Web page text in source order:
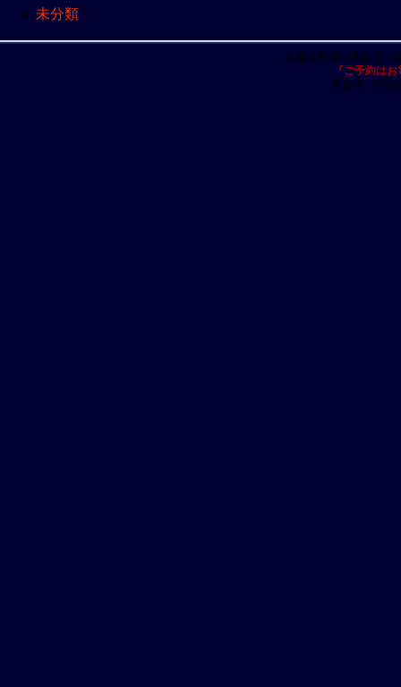
未分類
兵庫県豊岡市津居山
『ご予約は
連絡先：